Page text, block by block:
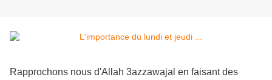
Rapprochons nous d'Allah 3azzawajal en faisant des